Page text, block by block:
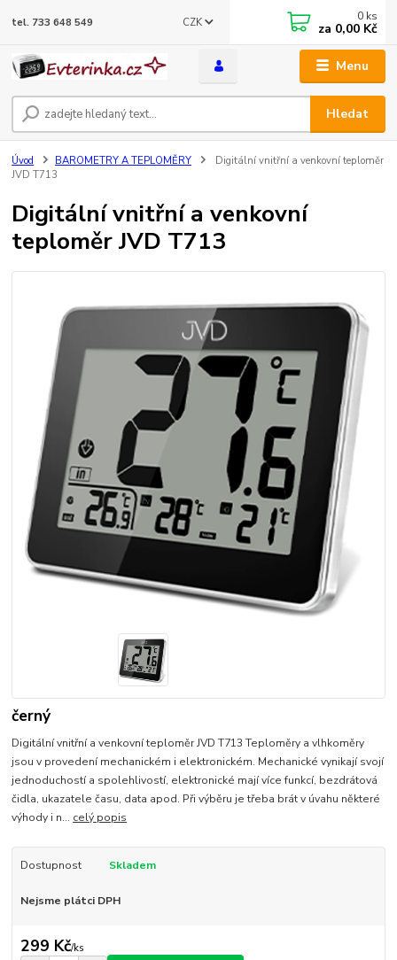
Menu
CZK
Hledat
tel. 733 648 549 0 ks
za 0,00 Kč
Úvod BAROMETRY A TEPLOMĚRY
Digitální vnitřní a venkovní teploměr
JVD T713
Digitální vnitřní a venkovní
teploměr JVD T713
černý
Digitální vnitřní a venkovní teploměr JVD T713 Teploměry a vlhkoměry
jsou v provedení mechanickém i elektronickém. Mechanické vynikají svojí
jednoduchostí a spolehlivostí, elektronické mají více funkcí, bezdrátová
čidla, ukazatele času, data apod. Při výběru je třeba brát v úvahu některé
výhody i n... celý popis
Dostupnost Skladem
Nejsme plátci DPH
299 Kč/ks